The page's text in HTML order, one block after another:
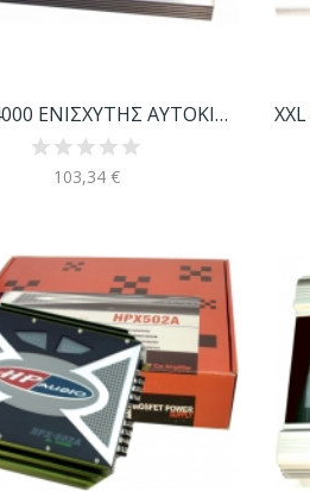
AMM-4000 ΕΝΙΣΧΥΤΗΣ ΑΥΤΟΚΙΝΗΤΟΥ
103,34 €